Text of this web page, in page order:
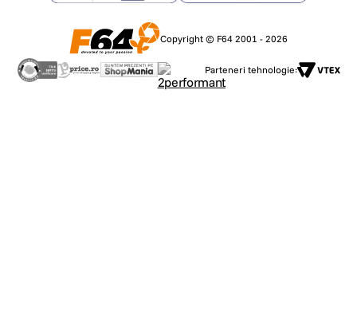
Copyright © F64 2001 - 2026
Parteneri tehnologie: